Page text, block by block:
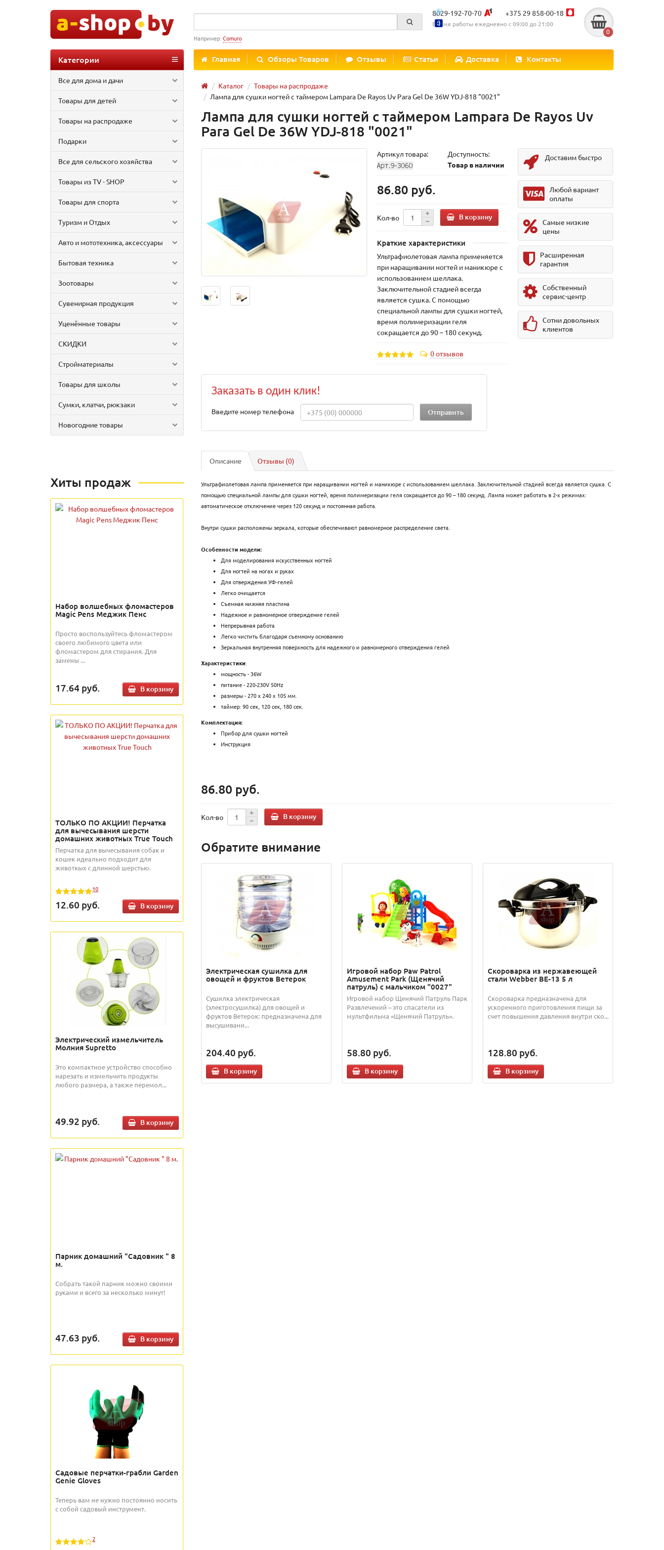
8029-192-70-70 +375 29 858-00-18
Время работы ежедневно с 09:00 до 21:00
0
Например: Comuro
Главная Обзоры Товаров Отзывы Статьи Доставка Контакты
Категории
Все для дома и дачи
Товары для детей
Товары на распродаже
Подарки
Все для сельского хозяйства
Товары из TV - SHOP
Товары для спорта
Туризм и Отдых
Авто и мототехника, аксессуары
Бытовая техника
Зоотовары
Сувенирная продукция
Уценённые товары
СКИДКИ
Стройматериалы
Товары для школы
Сумки, клатчи, рюкзаки
Новогодние товары
Каталог
Товары на распродаже
Лампа для сушки ногтей с таймером Lampara De Rayos Uv Para Gel De 36W YDJ-818 "0021"
Хиты продаж
Набор волшебных фломастеров
Magic Pens Меджик Пенс
Просто воспользуйтесь фломастером
своего любимого цвета или
фломастером для стирания. Для
замены ...
17.64 руб. В корзину
ТОЛЬКО ПО АКЦИИ! Перчатка
для вычесывания шерсти
домашних животных True Touch
Перчатка для вычесывания собак и
кошек идеально подходит для
животкых с длинной шерстью.
10
12.60 руб. В корзину
Электрический измельчитель
Молния Supretto
Это компактное устройство способно
нарезать и измельчить продукты
любого размера, а также перемол...
49.92 руб. В корзину
Парник домашний "Садовник " 8
м.
Собрать такой парник можно своими
руками и всего за несколько минут!
47.63 руб. В корзину
Садовые перчатки-грабли Garden
Genie Gloves
Теперь вам не нужно постоянно носить
с собой садовый инструмент.
2
Лампа для сушки ногтей с таймером Lampara De Rayos Uv
Para Gel De 36W YDJ-818 "0021"
Артикул товара:
Доступность:
Товар в наличии
86.80 руб.
Кол-во В корзину
Краткие характеристики
Ультрафиолетовая лампа применяется
при наращивании ногтей и маникюре с
использованием шеллака.
Заключительной стадией всегда
является сушка. С помощью
специальной лампы для сушки ногтей,
время полимеризации геля
сокращается до 90 – 180 секунд.
0 отзывов
Доставим быстро
Любой вариант
оплаты
Самые низкие
цены
Расширенная
гарантия
Собственный
сервис-центр
Сотни довольных
клиентов
Заказать в один клик!
Введите номер телефона
Описание Отзывы (0)
Ультрафиолетовая лампа применяется при наращивании ногтей и маникюре с использованием шеллака. Заключительной стадией всегда является сушка. С
помощью специальной лампы для сушки ногтей, время полимеризации геля сокращается до 90 – 180 секунд. Лампа может работать в 2-х режимах:
автоматическое отключение через 120 секунд и постоянная работа.
Внутри сушки расположены зеркала, которые обеспечивают равномерное распределение света.
Особенности модели:
Для моделирования искусственных ногтей
Для ногтей на ногах и руках
Для отверждения УФ-гелей
Легко очищается
Съемная нижняя пластина
Надежное и равномерное отверждение гелей
Непрерывная работа
Легко чистить благодаря съемному основанию
Зеркальная внутренняя поверхность для надежного и равномерного отверждения гелей
Характеристики:
мощность - 36W
питание - 220-230V 50Hz
размеры - 270 х 240 х 105 мм.
таймер: 90 сек, 120 сек, 180 сек.
Комплектация:
Прибор для сушки ногтей
Инструкция
86.80 руб.
Кол-во В корзину
Обратите внимание
Электрическая сушилка для
овощей и фруктов Ветерок
Сушилка электрическая
(электросушилка) для овощей и
фруктов Ветерок: предназначена для
высушивани...
204.40 руб.
В корзину
Игровой набор Paw Patrol
Amusement Park (Щенячий
патруль) с мальчиком "0027"
Игровой набор Щенячий Патруль Парк
Развлечений – это спасатели из
мультфильма «Щенячий Патруль».
58.80 руб.
В корзину
Скороварка из нержавеющей
стали Webber BE-13 5 л
Скороварка предназначена для
ускоренного приготовления пищи за
счет повышения давления внутри ско...
128.80 руб.
В корзину